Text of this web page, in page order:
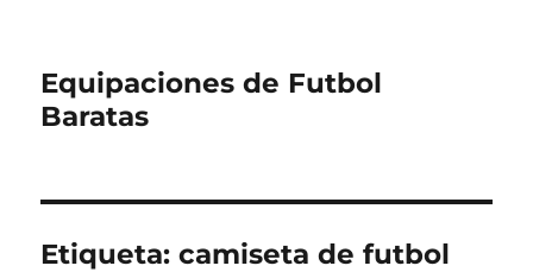
Equipaciones de Futbol
Baratas
Etiqueta:camiseta de futbol